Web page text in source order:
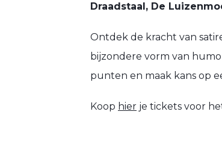
Draadstaal, De
Ontdek de kracht van
bijzondere vorm van
punten en maak kans op
Koop hier je tickets voor